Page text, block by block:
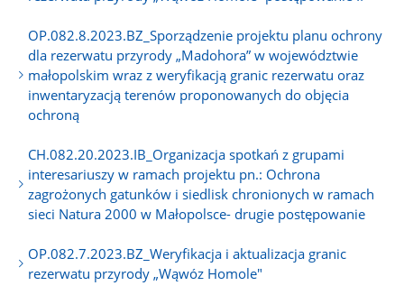
OP.082.8.2023.BZ_Sporządzenie projektu planu ochrony
dla rezerwatu przyrody „Madohora” w województwie
małopolskim wraz z weryfikacją granic rezerwatu oraz
inwentaryzacją terenów proponowanych do objęcia
ochroną
CH.082.20.2023.IB_Organizacja spotkań z grupami
interesariuszy w ramach projektu pn.: Ochrona
zagrożonych gatunków i siedlisk chronionych w ramach
sieci Natura 2000 w Małopolsce- drugie postępowanie
OP.082.7.2023.BZ_Weryfikacja i aktualizacja granic
rezerwatu przyrody „Wąwóz Homole"